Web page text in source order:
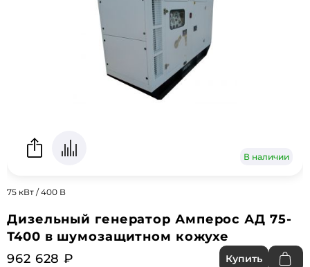
В наличии
75 кВт / 400 В
Дизельный генератор Амперос АД 75-
Т400 в шумозащитном кожухе
962 628 ₽
Купить